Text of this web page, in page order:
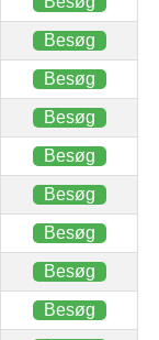
Besøg
Besøg
Besøg
Besøg
Besøg
Besøg
Besøg
Besøg